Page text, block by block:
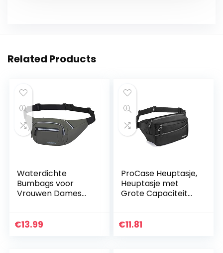
Related Products
Waterdichte
Bumbags voor
Vrouwen Dames
Reflecterende Strip
€13.99
ProCase Heuptasje,
Heuptasje met
Grote Capaciteit
Reizen, Wandelen,
€11.81